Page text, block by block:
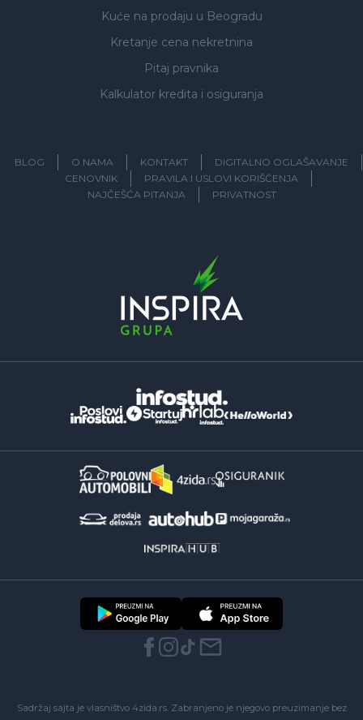
Kuće na prodaju u Beogradu
Kretanje cena nekretnina
Pitaj pravnika
Kalkulator kredita i osiguranja
BLOG O NAMA KONTAKT
DIGITALNO OGLAŠAVANJE
CENOVNIK
PRAVILA I USLOVI KORIŠĆENJA
NAJČEŠĆA PITANJA
PRIVATNOST
Sadržaj sajta je vlasništvo 4zida.rs. Zabranjeno je njegovo preuzimanje bez